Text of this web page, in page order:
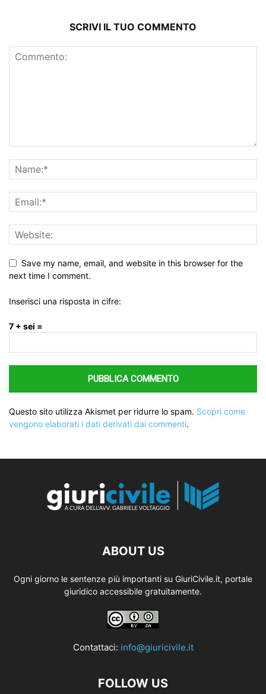
SCRIVI IL TUO COMMENTO
Save my name, email, and website in this browser for the
next time I comment.
Inserisci una risposta in cifre:
7 + sei =
Questo sito utilizza Akismet per ridurre lo spam. Scopri come
vengono elaborati i dati derivati dai commenti.
ABOUT US
Ogni giorno le sentenze più importanti su GiuriCivile.it, portale
giuridico accessibile gratuitamente.
Contattaci: info@giuricivile.it
FOLLOW US